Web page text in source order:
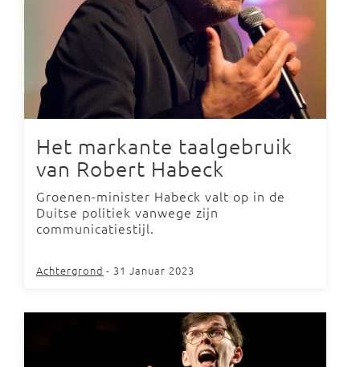
Het markante taalgebruik
van Robert Habeck
Groenen-minister Habeck valt op in de
Duitse politiek vanwege zijn
communicatiestijl.
Achtergrond - 31 Januar 2023